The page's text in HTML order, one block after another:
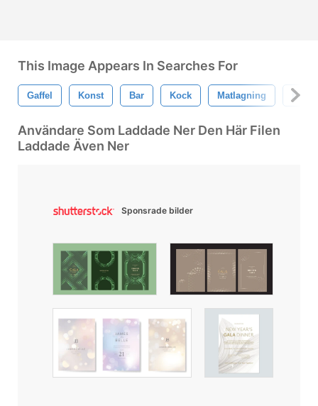
This Image Appears In Searches For
Gaffel Konst Bar Kock Matlagning
Användare Som Laddade Ner Den Här Filen
Laddade Även Ner
Sponsrade bilder